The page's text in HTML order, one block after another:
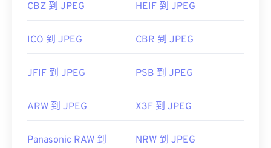
CBZ 到 JPEG HEIF 到 JPEG
ICO 到 JPEG CBR 到 JPEG
JFIF 到 JPEG PSB 到 JPEG
ARW 到 JPEG X3F 到 JPEG
Panasonic RAW 到
NRW 到 JPEG